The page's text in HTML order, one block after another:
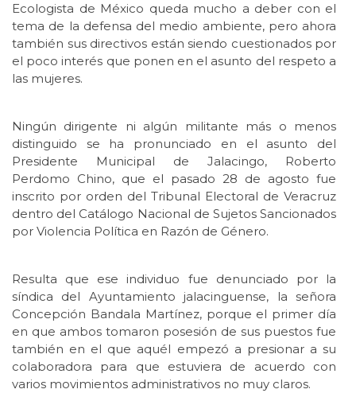
Ecologista de México queda mucho a deber con el
tema de la defensa del medio ambiente, pero ahora
también sus directivos están siendo cuestionados por
el poco interés que ponen en el asunto del respeto a
las mujeres.
Ningún dirigente ni algún militante más o menos
distinguido se ha pronunciado en el asunto del
Presidente Municipal de Jalacingo, Roberto
Perdomo Chino, que el pasado 28 de agosto fue
inscrito por orden del Tribunal Electoral de Veracruz
dentro del Catálogo Nacional de Sujetos Sancionados
por Violencia Política en Razón de Género.
Resulta que ese individuo fue denunciado por la
síndica del Ayuntamiento jalacinguense, la señora
Concepción Bandala Martínez, porque el primer día
en que ambos tomaron posesión de sus puestos fue
también en el que aquél empezó a presionar a su
colaboradora para que estuviera de acuerdo con
varios movimientos administrativos no muy claros.